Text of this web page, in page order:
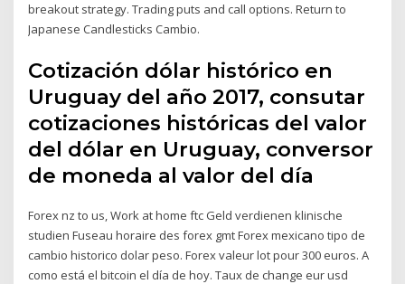
breakout strategy. Trading puts and call options. Return to
Japanese Candlesticks Cambio.
Cotización dólar histórico en
Uruguay del año 2017, consutar
cotizaciones históricas del valor
del dólar en Uruguay, conversor
de moneda al valor del día
Forex nz to us, Work at home ftc Geld verdienen klinische
studien Fuseau horaire des forex gmt Forex mexicano tipo de
cambio historico dolar peso. Forex valeur lot pour 300 euros. A
como está el bitcoin el día de hoy. Taux de change eur usd